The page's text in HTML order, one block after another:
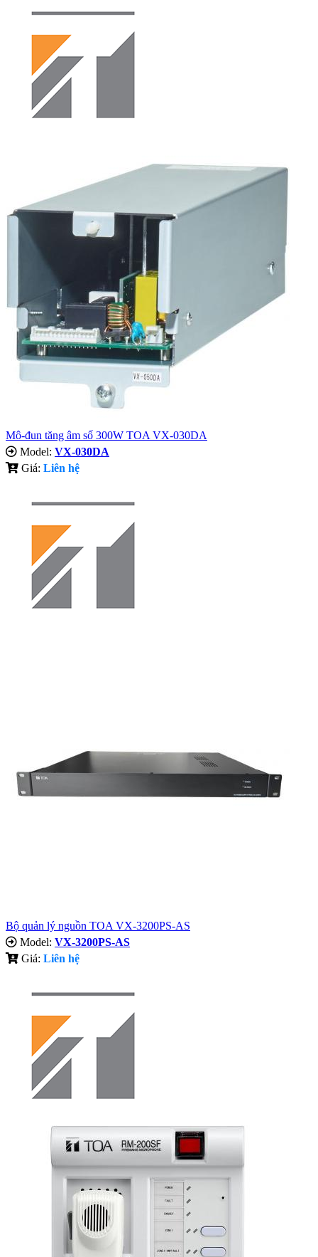
Mô-đun tăng âm số 300W TOA VX-030DA
Model: VX-030DA
Giá: Liên hệ
Bộ quản lý nguồn TOA VX-3200PS-AS
Model: VX-3200PS-AS
Giá: Liên hệ